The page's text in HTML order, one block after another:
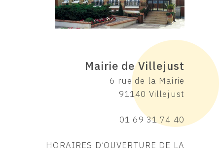
Mairie de Villejust
6 rue de la Mairie
91140 Villejust
01 69 31 74 40
HORAIRES D’OUVERTURE DE LA